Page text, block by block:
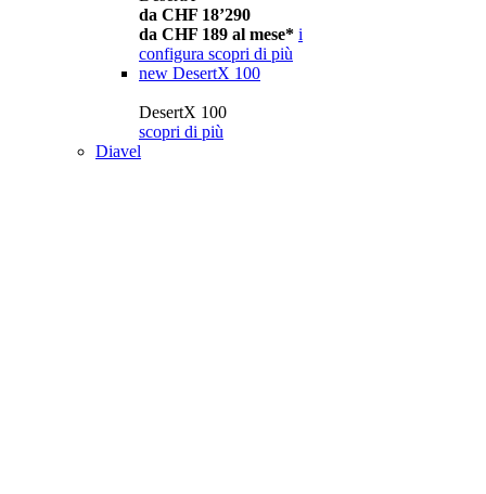
da CHF 18’290
da CHF 189 al mese* i
configura scopri di più
new DesertX 100
DesertX 100
scopri di più
Diavel